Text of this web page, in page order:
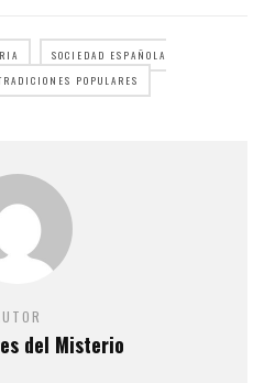
SOCIEDAD ESPAÑOLA
POPULARES
del Misterio